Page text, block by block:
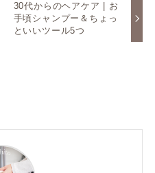
30代からのヘアケア | お
手頃シャンプー＆ちょっ
といいツール5つ